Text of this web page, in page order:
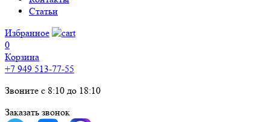
Статьи
Избранное
0
Корзина
+7 949 513-77-55
Звоните с 8:10 до 18:10
Заказать звонок